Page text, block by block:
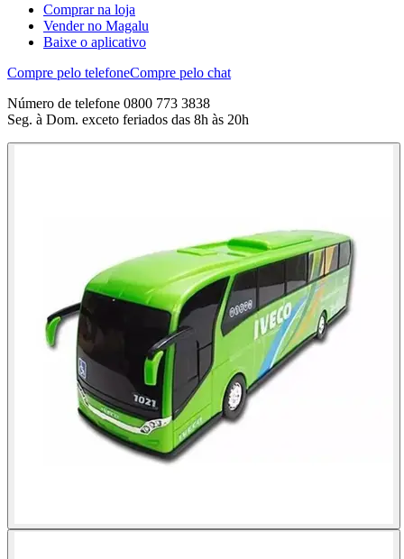
Comprar na loja
Vender no Magalu
Baixe o aplicativo
Compre pelo telefoneCompre pelo chat
Número de telefone 0800 773 3838
Seg. à Dom. exceto feriados das 8h às 20h